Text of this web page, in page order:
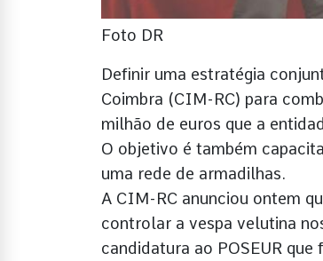
Foto DR
Definir uma estratégia
Coimbra (CIM-RC) para
milhão de euros que a
O objetivo é também
uma rede de armadilhas.
A CIM-RC anunciou ontem
controlar a vespa velutina
candidatura ao POSEUR